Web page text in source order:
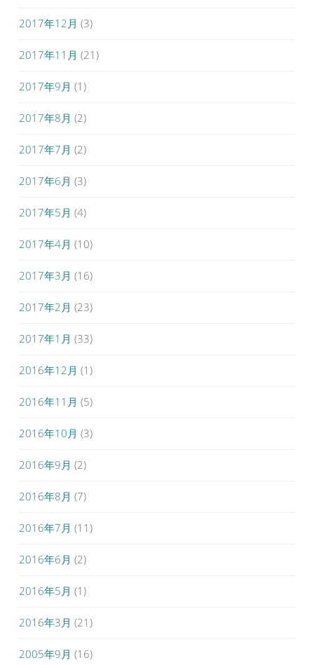
2017年12月 (3)
2017年11月 (21)
2017年9月 (1)
2017年8月 (2)
2017年7月 (2)
2017年6月 (3)
2017年5月 (4)
2017年4月 (10)
2017年3月 (16)
2017年2月 (23)
2017年1月 (33)
2016年12月 (1)
2016年11月 (5)
2016年10月 (3)
2016年9月 (2)
2016年8月 (7)
2016年7月 (11)
2016年6月 (2)
2016年5月 (1)
2016年3月 (21)
2005年9月 (16)